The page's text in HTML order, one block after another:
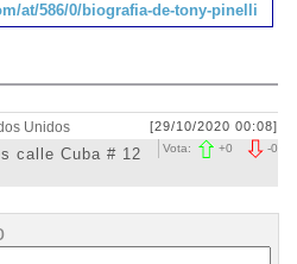
at/586/0/biografia-de-tony-pinelli
Unidos [29/10/2020 00:08]
-0
Vota: +0
calle Cuba # 12